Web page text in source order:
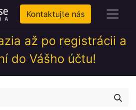
Kontaktujte nás
až po registrácii a
do Vášho účtu!